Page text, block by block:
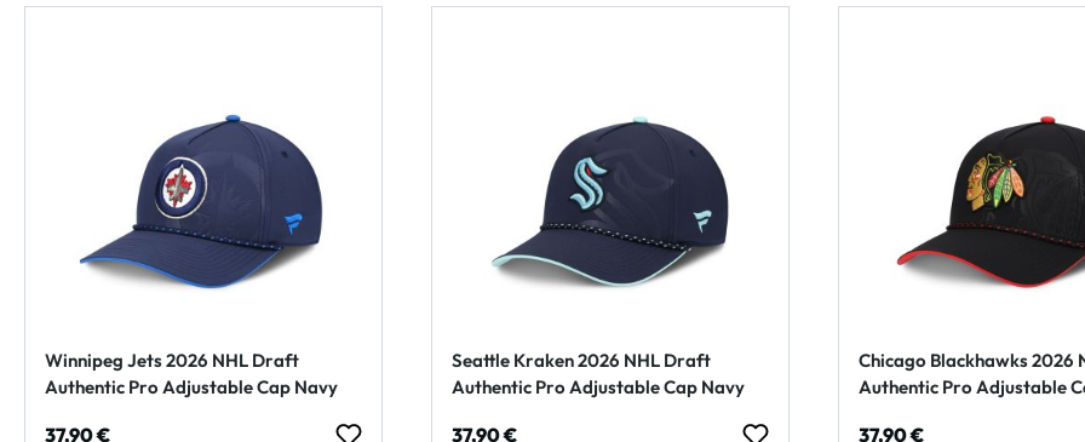
Winnipeg Jets 2026 NHL Draft
Authentic Pro Adjustable Cap Navy
Regulärer Preis:
37,90 €
Seattle Kraken 2026 NHL Draft
Authentic Pro Adjustable Cap Navy
Regulärer Preis:
37,90 €
Chicago Blackhawks 2026
Authentic Pro Adjustable
Regulärer Preis:
37,90 €